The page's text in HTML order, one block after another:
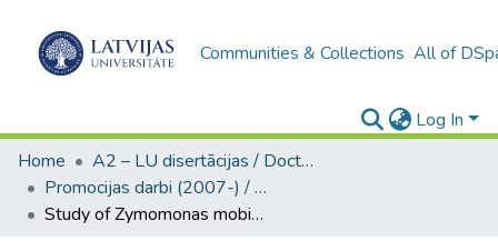
Communities & Collections All of
Log In
Home
A2 – LU disertācijas / Doctoral theses UL
Promocijas darbi (2007-) / Theses PhD
Study of Zymomonas mobilis uncoupled energy metabolism